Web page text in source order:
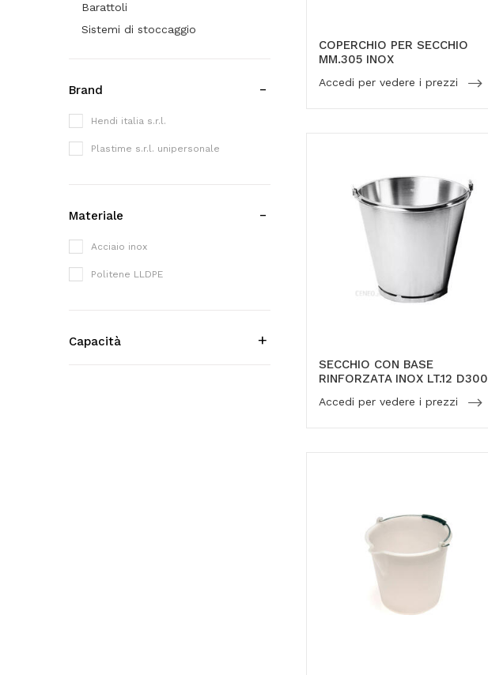
Barattoli
Sistemi di stoccaggio
Brand
Hendi italia s.r.l.
Plastime s.r.l. unipersonale
Materiale
Acciaio inox
Politene LLDPE
Capacità
COPERCHIO PER SECCHIO
MM.305 INOX
Accedi per vedere i prezzi
SECCHIO CON BASE
RINFORZATA INOX LT.12 D300
Accedi per vedere i prezzi